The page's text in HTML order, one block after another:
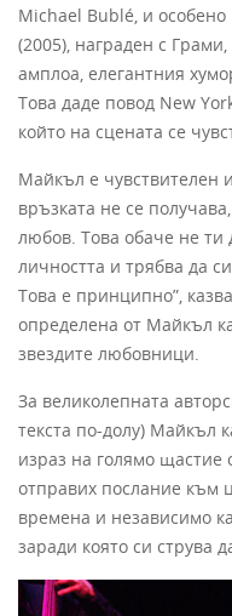
Michael Bublé, и
(2005), награден с
амплоа, елегантния
Това даде повод New
който на сцената се
Майкъл е чувствителен
връзката не се
любов. Това обаче не
личността и трябва да
Това е принципно”,
определена от Майкъл
звездите любовници.
За великолепната
текста по-долу) Майкъл
израз на голямо щастие
отправих послание към
времена и независимо
заради която си струва